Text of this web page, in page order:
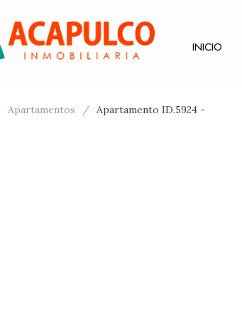
INICIO
Apartamentos Apartamento ID.5924 -